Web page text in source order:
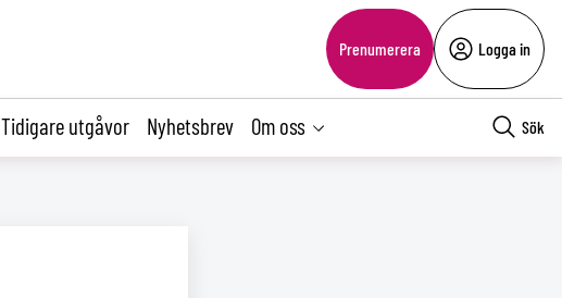
Prenumerera Logga in
Tidigare utgåvor Nyhetsbrev Om oss Sök